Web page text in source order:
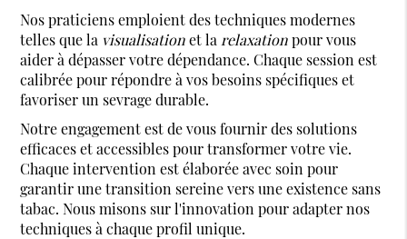
Nos praticiens emploient des techniques modernes
telles que la visualisationet la relaxationpour vous
aider à dépasser votre dépendance. Chaque session est
calibrée pour répondre à vos besoins spécifiques et
favoriser un sevrage durable.
Notre engagement est de vous fournir des solutions
efficaces et accessibles pour transformer votre vie.
Chaque intervention est élaborée avec soin pour
garantir une transition sereine vers une existence sans
tabac. Nous misons sur l'innovation pour adapter nos
techniques à chaque profil unique.